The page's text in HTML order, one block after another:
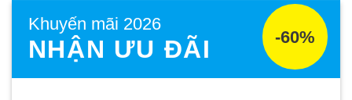
Khuyến mãi 2026
NHẬN ƯU ĐÃI -60%